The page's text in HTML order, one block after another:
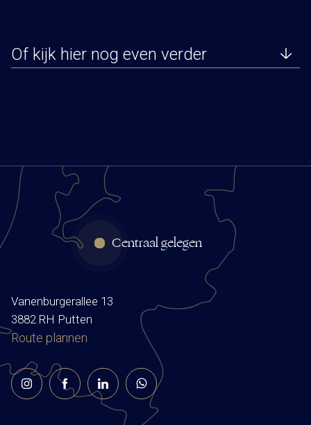
Of kijk hier nog even verder
Centraal gelegen
Vanenburgerallee 13
3882 RH Putten
Route plannen